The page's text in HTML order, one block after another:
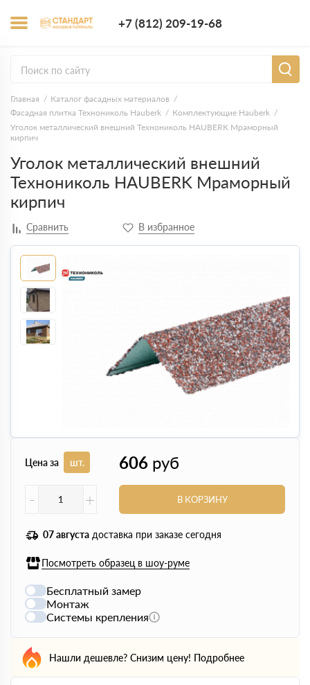
+7 (812) 209-19-68
Главная
Каталог фасадных материалов
Фасадная плитка Технониколь Hauberk
Комплектующие Hauberk
Уголок металлический внешний Технониколь HAUBERK Мраморный
кирпич
Уголок металлический внешний
Технониколь HAUBERK Мраморный
кирпич
Цена за шт. 606 руб
-
+ В КОРЗИНУ
07 августа доставка при заказе сегодня
Посмотреть образец в шоу-руме
Бесплатный замер
Монтаж
Системы крепления
Нашли дешевле? Снизим цену! Подробнее